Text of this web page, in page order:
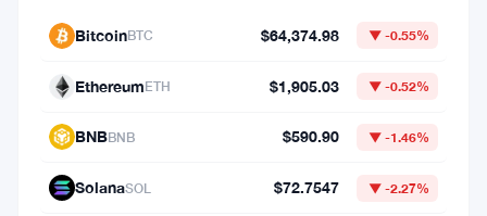
dramatiques
dernières
semaines,
BitcoinBTC $64,374.98 ▼ -0.55%
EthereumETH $1,905.03 ▼ -0.52%
BNBBNB $590.90 ▼ -1.46%
SolanaSOL $72.7547 ▼ -2.27%